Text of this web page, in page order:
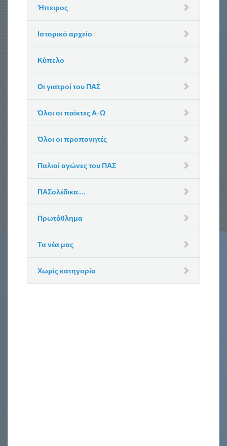
Ήπειρος
Ιστορικό αρχείο
Κύπελο
Οι γιατροί του ΠΑΣ
Όλοι οι παίκτες Α-Ω
Όλοι οι προπονητές
Παλιοί αγώνες του ΠΑΣ
ΠΑΣολέδικα….
Πρωτάθλημα
Τα νέα μας
Χωρίς κατηγορία